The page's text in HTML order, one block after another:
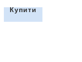
Купити